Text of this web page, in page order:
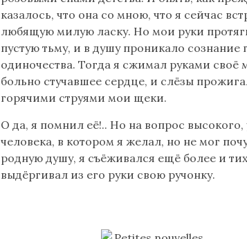
казалось, что она со мною, что я сейчас
любящую милую ласку. Но мои руки
пустую тьму, и в душу проникало сознание
одиночества. Тогда я сжимал руками своё
больно стучавшее сердце, и слёзы
горячими струями мои щеки.
О да, я помнил её!.. Но на вопрос
человека, в котором я желал, но не мог
родную душу, я съёживался ещё более и
выдёргивал из его руки свою ручонку.